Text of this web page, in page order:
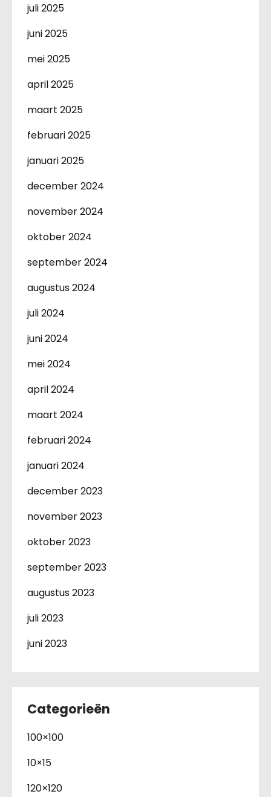
juli 2025
juni 2025
mei 2025
april 2025
maart 2025
februari 2025
januari 2025
december 2024
november 2024
oktober 2024
september 2024
augustus 2024
juli 2024
juni 2024
mei 2024
april 2024
maart 2024
februari 2024
januari 2024
december 2023
november 2023
oktober 2023
september 2023
augustus 2023
juli 2023
juni 2023
Categorieën
100×100
10×15
120×120